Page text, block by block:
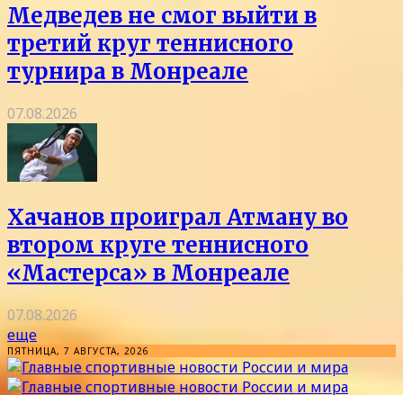
Медведев не смог выйти в
третий круг теннисного
турнира в Монреале
07.08.2026
Хачанов проиграл Атману во
втором круге теннисного
«Мастерса» в Монреале
07.08.2026
еще
ПЯТНИЦА, 7 АВГУСТА, 2026